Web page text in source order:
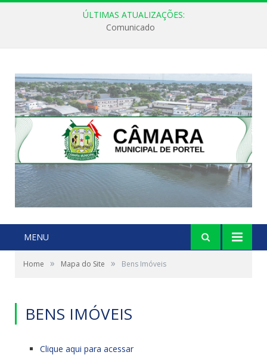
ÚLTIMAS ATUALIZAÇÕES:
Comunicado
MENU
Home » Mapa do Site » Bens Imóveis
BENS IMÓVEIS
Clique aqui para acessar